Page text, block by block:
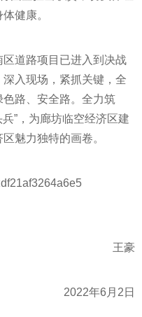
健康。
道路项目已进入到决战
入现场，紧抓关键，全
路、安全路。全力筑
”，为廊坊临空经济区建
魅力独特的画卷。
王豪
2022年6月2日